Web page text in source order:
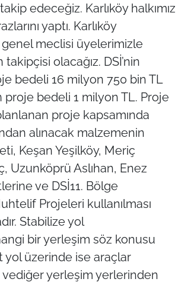
edeceğiz. Karlıköy halkımız
yaptı. Karlıköy
genel meclisi üyelerimizle
takipçisi olacağız. DSİ’nin
bedeli 16 milyon 750 bin TL
proje bedeli 1 milyon TL. Proje
proje kapsamında
alınacak malzemenin
Keşan Yeşilköy, Meriç
Uzunköprü Aslıhan, Enez
ve DSİ11. Bölge
Projeleri kullanılması
Stabilize yol
bir yerleşim söz konusu
yol üzerinde ise araçlar
vediğer yerleşim yerlerinden